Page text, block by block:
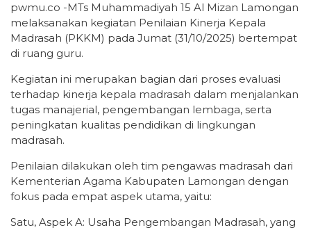
pwmu.co -MTs Muhammadiyah 15 Al Mizan Lamongan
melaksanakan kegiatan Penilaian Kinerja Kepala
Madrasah (PKKM) pada Jumat (31/10/2025) bertempat
di ruang guru.
Kegiatan ini merupakan bagian dari proses evaluasi
terhadap kinerja kepala madrasah dalam menjalankan
tugas manajerial, pengembangan lembaga, serta
peningkatan kualitas pendidikan di lingkungan
madrasah.
Penilaian dilakukan oleh tim pengawas madrasah dari
Kementerian Agama Kabupaten Lamongan dengan
fokus pada empat aspek utama, yaitu:
Satu, Aspek A: Usaha Pengembangan Madrasah, yang